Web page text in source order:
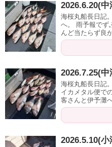
2026.6.20(
海桜丸船長日記
へ。 雨予報でず
んど当たらず良
2026.7.25(
海桜丸船長日記
イカメタル便で
客さんと伊予灘
2026.5.10(